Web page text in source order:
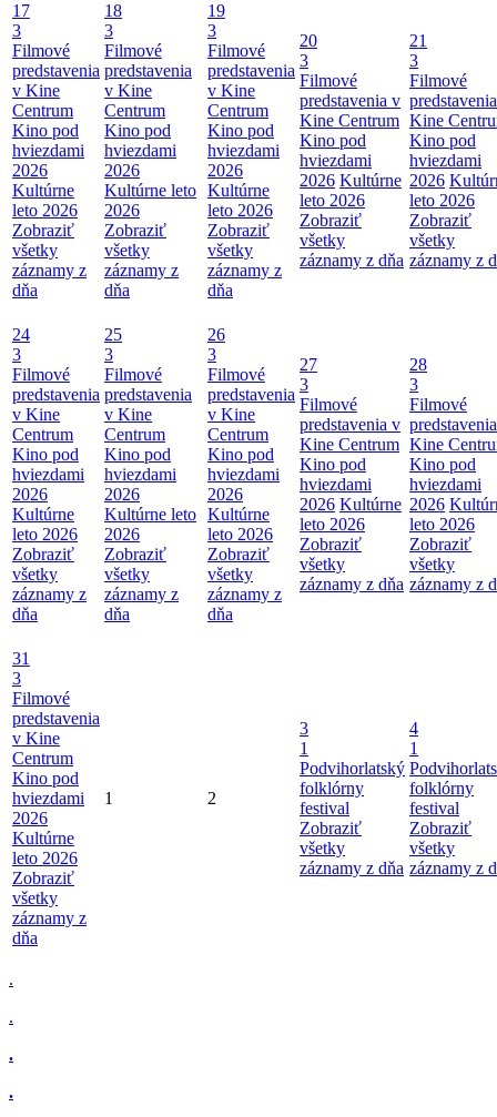
17
3
Filmové
predstavenia
v Kine
Centrum
Kino pod
hviezdami
2026
Kultúrne
leto 2026
Zobraziť
všetky
záznamy z
dňa
18
3
Filmové
predstavenia
v Kine
Centrum
Kino pod
hviezdami
2026
Kultúrne leto
2026
Zobraziť
všetky
záznamy z
dňa
19
3
Filmové
predstavenia
v Kine
Centrum
Kino pod
hviezdami
2026
Kultúrne
leto 2026
Zobraziť
všetky
záznamy z
dňa
20
3
Filmové
predstavenia v
Kine Centrum
Kino pod
hviezdami
2026 Kultúrne
leto 2026
Zobraziť
všetky
záznamy z dňa
21
3
Filmové
Kine
Kino pod
hviezdami
2026
leto 2026
Zobraziť
všetky
záznamy z
24
3
Filmové
predstavenia
v Kine
Centrum
Kino pod
hviezdami
2026
Kultúrne
leto 2026
Zobraziť
všetky
záznamy z
dňa
25
3
Filmové
predstavenia
v Kine
Centrum
Kino pod
hviezdami
2026
Kultúrne leto
2026
Zobraziť
všetky
záznamy z
dňa
26
3
Filmové
predstavenia
v Kine
Centrum
Kino pod
hviezdami
2026
Kultúrne
leto 2026
Zobraziť
všetky
záznamy z
dňa
27
3
Filmové
predstavenia v
Kine Centrum
Kino pod
hviezdami
2026 Kultúrne
leto 2026
Zobraziť
všetky
záznamy z dňa
28
3
Filmové
Kine
Kino pod
hviezdami
2026
leto 2026
Zobraziť
všetky
záznamy z
31
3
Filmové
predstavenia
v Kine
Centrum
Kino pod
hviezdami
2026
Kultúrne
leto 2026
Zobraziť
všetky
záznamy z
dňa
1 2
3
1
Podvihorlatský
folklórny
festival
Zobraziť
všetky
záznamy z dňa
4
1
folklórny
festival
Zobraziť
všetky
záznamy z
.
.
.
.